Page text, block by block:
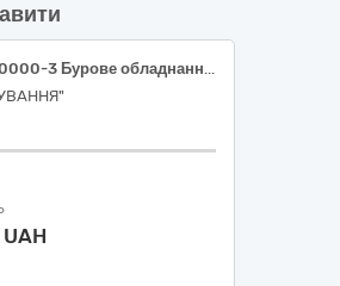
С_26Т- 576_43130000-3 Бурове обладнання (Локатори стрільбові)